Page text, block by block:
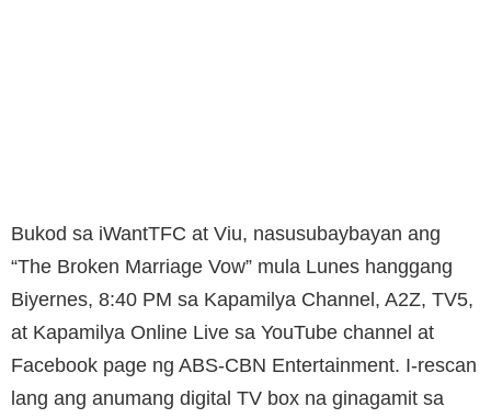
Bukod sa iWantTFC at Viu, nasusubaybayan ang
“The Broken Marriage Vow” mula Lunes hanggang
Biyernes, 8:40 PM sa Kapamilya Channel, A2Z, TV5,
at Kapamilya Online Live sa YouTube channel at
Facebook page ng ABS-CBN Entertainment. I-rescan
lang ang anumang digital TV box na ginagamit sa